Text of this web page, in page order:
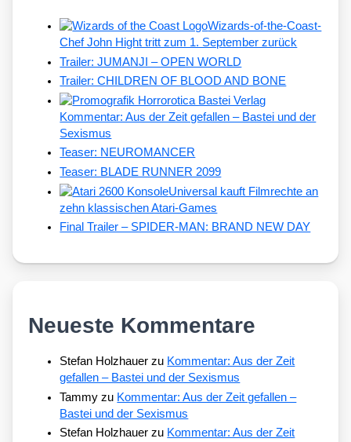
Wizards-of-the-Coast-
Chef John Hight tritt zum 1. September zurück
Trailer: JUMANJI – OPEN WORLD
Trailer: CHILDREN OF BLOOD AND BONE
Kommentar: Aus der Zeit gefallen – Bastei und der
Sexismus
Teaser: NEUROMANCER
Teaser: BLADE RUNNER 2099
Universal kauft Filmrechte an
zehn klassischen Atari-Games
Final Trailer – SPIDER-MAN: BRAND NEW DAY
Neueste Kommentare
Stefan Holzhauer zu Kommentar: Aus der Zeit
gefallen – Bastei und der Sexismus
Tammy zu Kommentar: Aus der Zeit gefallen –
Bastei und der Sexismus
Stefan Holzhauer zu Kommentar: Aus der Zeit